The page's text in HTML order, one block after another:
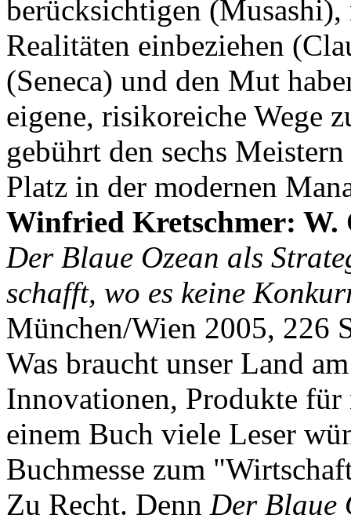
berücksichtigen
Realitäten einbeziehen
(Seneca) und den Mut
eigene, risikoreiche Wege
gebührt den sechs
Platz in der modernen
Winfried Kretschmer: W.
Der Blaue Ozean als
schafft, wo es keine
München/Wien 2005, 226
Was braucht unser Land
Innovationen, Produkte für
einem Buch viele Leser
Buchmesse zum
Zu Recht. Denn Der Blaue